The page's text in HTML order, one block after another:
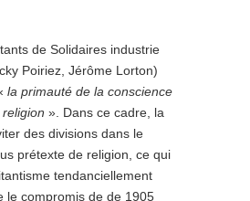
de Solidaires industrie
Poiriez, Jérôme Lorton)
la primauté de la conscience
». Dans ce cadre, la
des divisions dans le
prétexte de religion, ce qui
tendanciellement
le compromis de de 1905